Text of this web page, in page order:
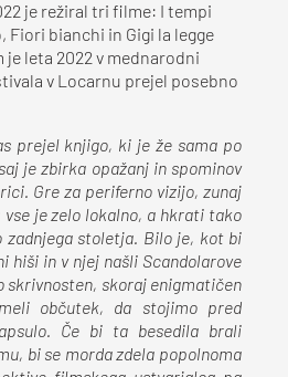
je režiral tri filme: I tempi
bianchi in Gigi la legge
je leta 2022 v mednarodni
v Locarnu prejel posebno
prejel knjigo, ki je že sama po
je zbirka opažanj in spominov
Gre za periferno vizijo, zunaj
je zelo lokalno, a hkrati tako
zadnjega stoletja. Bilo je, kot bi
hiši in v njej našli Scandolarove
skrivnosten, skoraj enigmatičen
občutek, da stojimo pred
Če bi ta besedila brali
bi se morda zdela popolnoma